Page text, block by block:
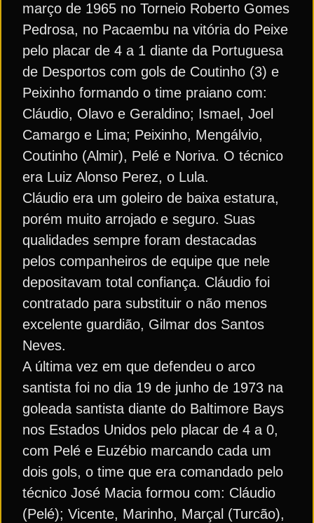
março de 1965 no Torneio Roberto Gomes
Pedrosa, no Pacaembu na vitória do Peixe
pelo placar de 4 a 1 diante da Portuguesa
de Desportos com gols de Coutinho (3) e
Peixinho formando o time praiano com:
Cláudio, Olavo e Geraldino; Ismael, Joel
Camargo e Lima; Peixinho, Mengálvio,
Coutinho (Almir), Pelé e Noriva. O técnico
era Luiz Alonso Perez, o Lula.
Cláudio era um goleiro de baixa estatura,
porém muito arrojado e seguro. Suas
qualidades sempre foram destacadas
pelos companheiros de equipe que nele
depositavam total confiança. Cláudio foi
contratado para substituir o não menos
excelente guardião, Gilmar dos Santos
Neves.
A última vez em que defendeu o arco
santista foi no dia 19 de junho de 1973 na
goleada santista diante do Baltimore Bays
nos Estados Unidos pelo placar de 4 a 0,
com Pelé e Euzébio marcando cada um
dois gols, o time que era comandado pelo
técnico José Macia formou com: Cláudio
(Pelé); Vicente, Marinho, Marçal (Turcão),